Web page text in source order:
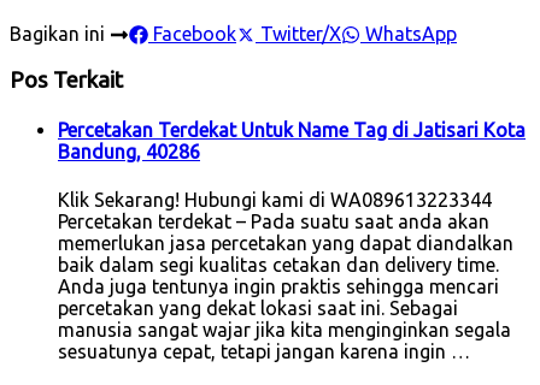
Bagikan ini Facebook Twitter/X WhatsApp
Pos Terkait
Percetakan Terdekat Untuk Name Tag di Jatisari Kota
Bandung, 40286
Klik Sekarang! Hubungi kami di WA089613223344
Percetakan terdekat – Pada suatu saat anda akan
memerlukan jasa percetakan yang dapat diandalkan
baik dalam segi kualitas cetakan dan delivery time.
Anda juga tentunya ingin praktis sehingga mencari
percetakan yang dekat lokasi saat ini. Sebagai
manusia sangat wajar jika kita menginginkan segala
sesuatunya cepat, tetapi jangan karena ingin …